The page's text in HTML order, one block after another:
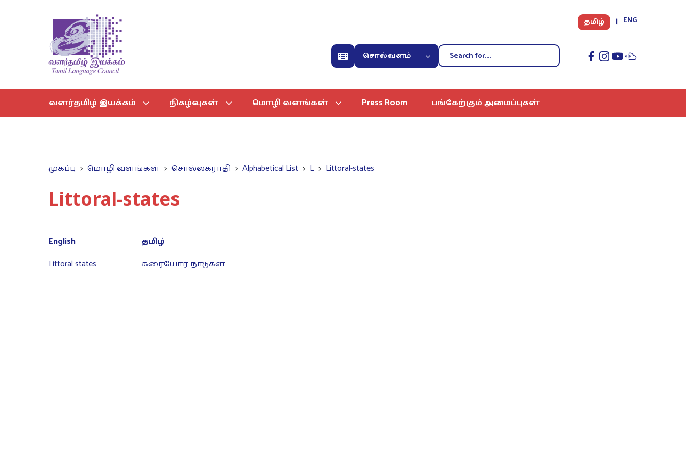
தமிழ் ENG
சொல்வளம்
வளர்தமிழ் இயக்கம் நிகழ்வுகள் மொழி வளங்கள் Press Room பங்கேற்கும் அமைப்புகள்
முகப்பு மொழி வளங்கள் சொல்லகராதி Alphabetical List L Littoral-states
Littoral-states
English
தமிழ்
Littoral states
கரையோர நாடுகள்